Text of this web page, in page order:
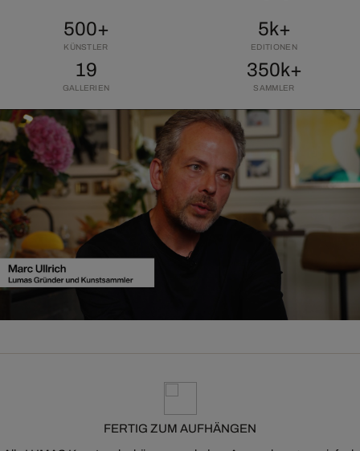
500+
KÜNSTLER
5k+
EDITIONEN
19
GALLERIEN
350k+
SAMMLER
FERTIG ZUM AUFHÄNGEN